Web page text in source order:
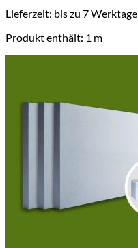
auf.
Die
Optionen
können
Lieferzeit: bis zu 7 Werktage
Produkt enthält: 1 m